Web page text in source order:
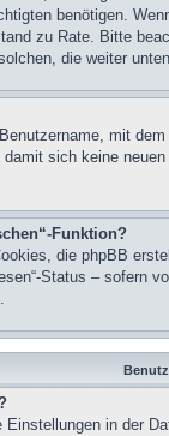
benötigen.
zu Rate. Bitte
die weiter
mit
sich keine
Funktion?
die phpBB
Status – sofern
in der